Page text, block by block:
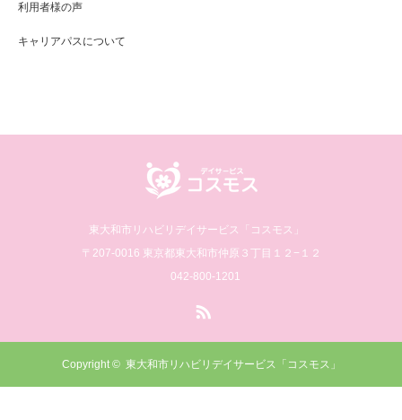
利用者様の声
キャリアパスについて
東大和市リハビリデイサービス「コスモス」
〒207-0016 東京都東大和市仲原３丁目１２−１２
042-800-1201
Copyright © 東大和市リハビリデイサービス「コスモス」